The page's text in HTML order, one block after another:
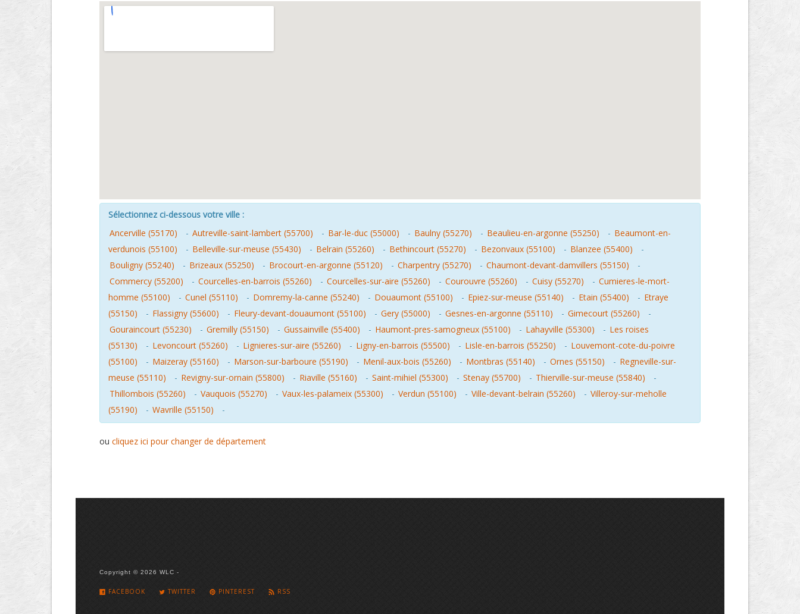
Sélectionnez ci-dessous votre ville :
Ancerville (55170)
- Autreville-saint-lambert (55700) - Bar-le-duc (55000) - Baulny (55270) - Beaulieu-en-argonne (55250) - Beaumont-en-
verdunois (55100)
- Belleville-sur-meuse (55430) - Belrain (55260) - Bethincourt (55270) - Bezonvaux (55100) - Blanzee (55400)
-
Bouligny (55240)
- Brizeaux (55250) - Brocourt-en-argonne (55120) - Charpentry (55270) - Chaumont-devant-damvillers (55150)
-
Commercy (55200)
- Courcelles-en-barrois (55260) - Courcelles-sur-aire (55260) - Courouvre (55260) - Cuisy (55270) - Cumieres-le-mort-
homme (55100)
- Cunel (55110) - Domremy-la-canne (55240) - Douaumont (55100) - Epiez-sur-meuse (55140) - Etain (55400) - Etraye
(55150)
- Flassigny (55600) - Fleury-devant-douaumont (55100) - Gery (55000) - Gesnes-en-argonne (55110) - Gimecourt (55260)
-
Gouraincourt (55230)
- Gremilly (55150) - Gussainville (55400) - Haumont-pres-samogneux (55100) - Lahayville (55300) - Les roises
(55130)
- Levoncourt (55260) - Lignieres-sur-aire (55260) - Ligny-en-barrois (55500) - Lisle-en-barrois (55250) - Louvemont-cote-du-poivre
(55100)
- Maizeray (55160) - Marson-sur-barboure (55190) - Menil-aux-bois (55260) - Montbras (55140) - Ornes (55150) - Regneville-sur-
meuse (55110)
- Revigny-sur-ornain (55800) - Riaville (55160) - Saint-mihiel (55300) - Stenay (55700) - Thierville-sur-meuse (55840)
-
Thillombois (55260)
- Vauquois (55270) - Vaux-les-palameix (55300) - Verdun (55100) - Ville-devant-belrain (55260) - Villeroy-sur-meholle
(55190)
- Wavrille (55150) -
ou cliquez ici pour changer de département
Copyright © 2026 WLC -
FACEBOOK TWITTER PINTEREST RSS